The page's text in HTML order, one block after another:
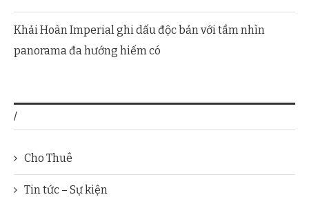
Khải Hoàn Imperial ghi dấu độc bản với tầm nhìn
panorama đa hướng hiếm có
/
Cho Thuê
Tin tức – Sự kiện